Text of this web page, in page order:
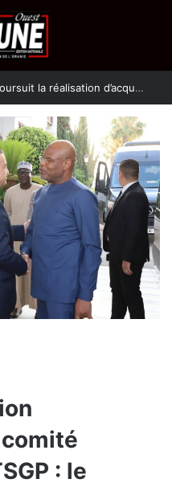
La revue El Djeïch : l’Algérie poursuit la réalisation d’acquis qualitatifs et historiques dans un climat de sécurité et de stabilité
: le